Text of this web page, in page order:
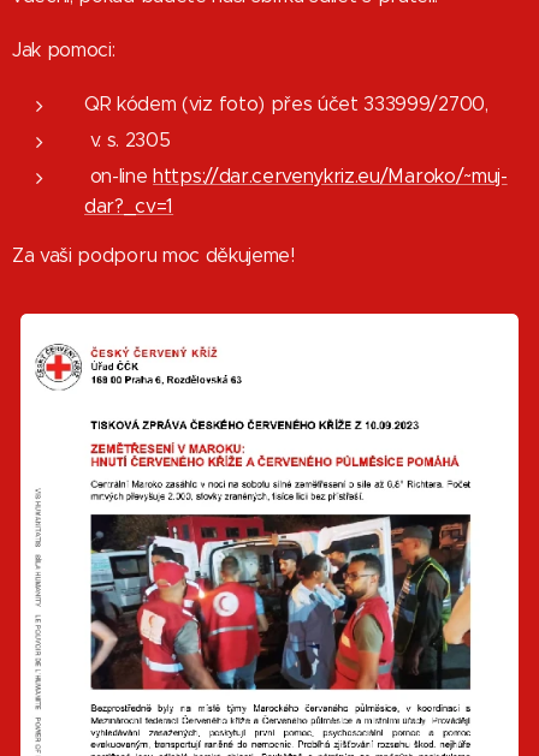
Jak pomoci:
QR kódem (viz foto) přes účet 333999/2700,
v. s. 2305
on-linehttps://dar.cervenykriz.eu/Maroko/~muj-
dar?_cv=1
Za vaši podporu moc děkujeme!